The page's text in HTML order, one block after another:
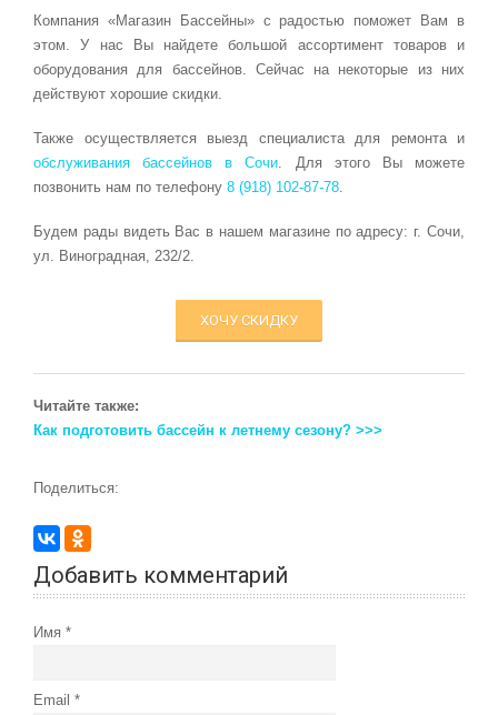
Компания «Магазин Бассейны» с радостью поможет Вам в
этом. У нас Вы найдете большой ассортимент товаров и
оборудования для бассейнов. Сейчас на некоторые из них
действуют хорошие скидки.
Также осуществляется выезд специалиста для ремонта и
обслуживания бассейнов в Сочи . Для этого Вы можете
позвонить нам по телефону 8 (918) 102-87-78
Будем рады видеть Вас в нашем магазине по адресу: г. Сочи,
ул. Виноградная, 232/2.
ХОЧУ СКИДКУ
Читайте также:
Как подготовить бассейн к летнему сезону? >>>
Поделиться:
Добавить комментарий
Имя
Email